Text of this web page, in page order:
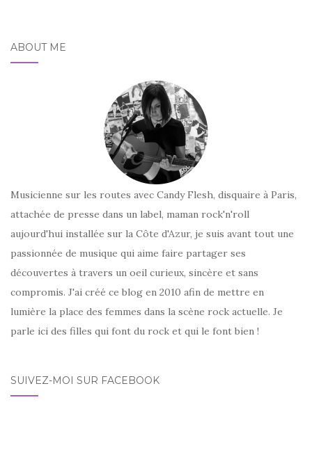
ABOUT ME
Musicienne sur les routes avec Candy Flesh, disquaire à Paris,
attachée de presse dans un label, maman rock'n'roll
aujourd'hui installée sur la Côte d'Azur, je suis avant tout une
passionnée de musique qui aime faire partager ses
découvertes à travers un oeil curieux, sincère et sans
compromis. J'ai créé ce blog en 2010 afin de mettre en
lumière la place des femmes dans la scène rock actuelle. Je
parle ici des filles qui font du rock et qui le font bien !
SUIVEZ-MOI SUR FACEBOOK